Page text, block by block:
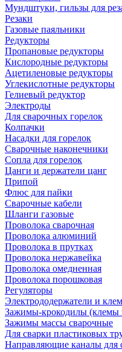
Мундштуки, гильзы для
Резаки
Газовые паяльники
Редукторы
Пропановые редукторы
Кислородные редукторы
Ацетиленовые редукторы
Углекислотные редукторы
Гелиевый редуктор
Электроды
Для сварочных горелок
Колпачки
Насадки для горелок
Сварочные наконечники
Сопла для горелок
Цанги и держатели цанг
Припой
Флюс для пайки
Сварочные кабели
Шланги газовые
Проволока сварочная
Проволока алюминий
Проволока в прутках
Проволока нержавейка
Проволока омедненная
Проволока порошковая
Регуляторы
Электрододержатели и
Зажимы-крокодилы (клемы
Зажимы массы сварочные
Для сварки пластиковых
Направляющие каналы для